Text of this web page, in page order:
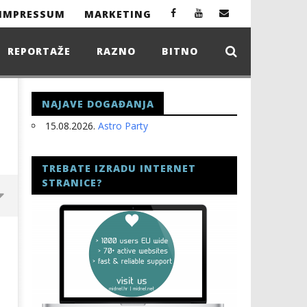
MARKETING
REPORTAŽE RAZNO BITNO
NAJAVE DOGAĐANJA
15.08.2026. Astro Party
TREBATE IZRADU INTERNET
STRANICE?